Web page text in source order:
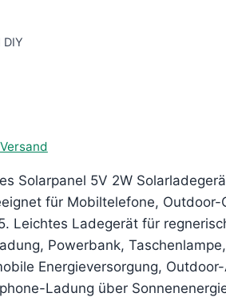
DIY
€.
Versand
Solarpanel 5V 2W
für Mobiltelefone, Outdoor-
Leichtes Ladegerät für
Powerbank,
Energieversorgung,
Ladung über